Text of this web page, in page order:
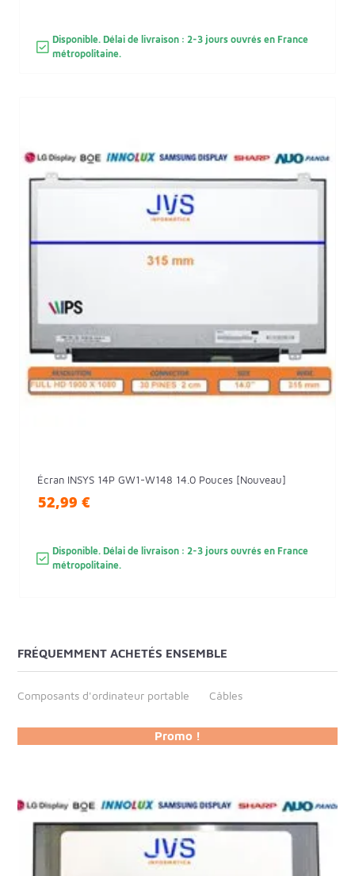
Disponible. Délai de livraison : 2-3 jours ouvrés en France
métropolitaine.
Écran INSYS 14P GW1-W148 14.0 Pouces [Nouveau]
52,99 €
Disponible. Délai de livraison : 2-3 jours ouvrés en France
métropolitaine.
FRÉQUEMMENT ACHETÉS ENSEMBLE
Composants d'ordinateur portable Câbles
Promo !